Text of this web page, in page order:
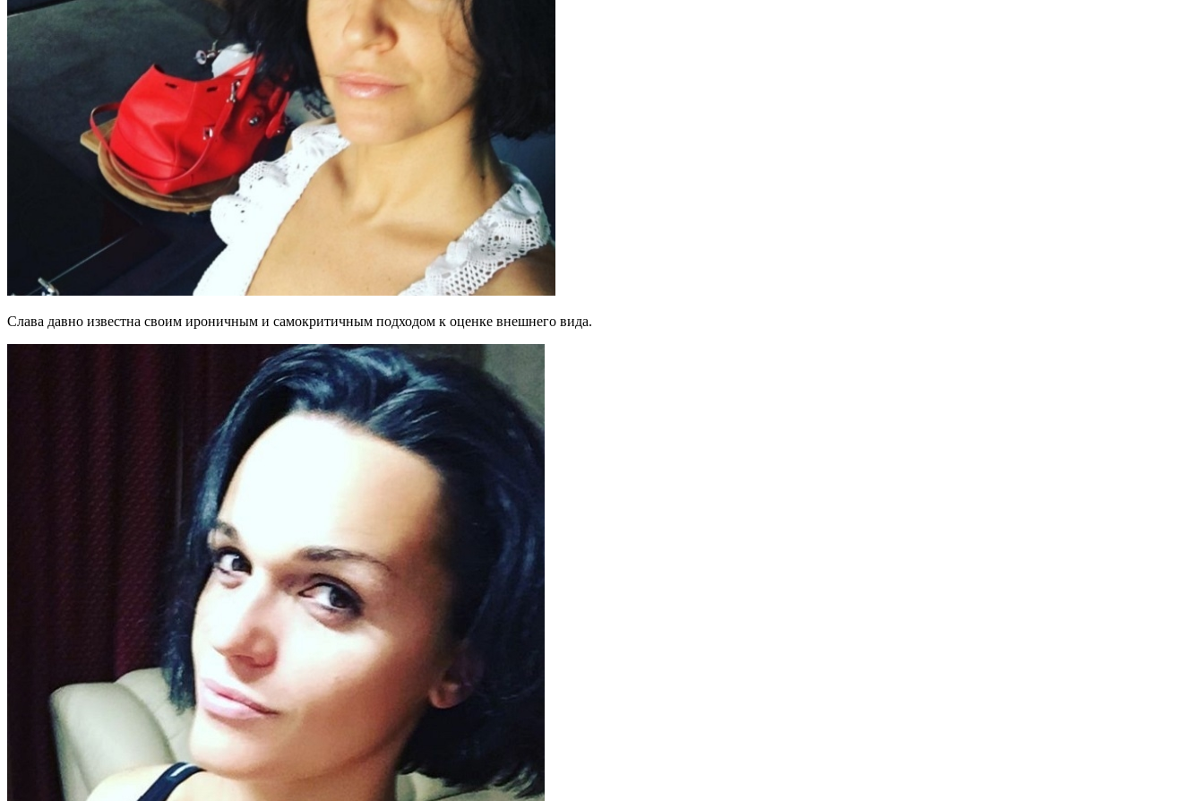
Слава давно известна своим ироничным и самокритичным подходом к оценке внешнего вида.